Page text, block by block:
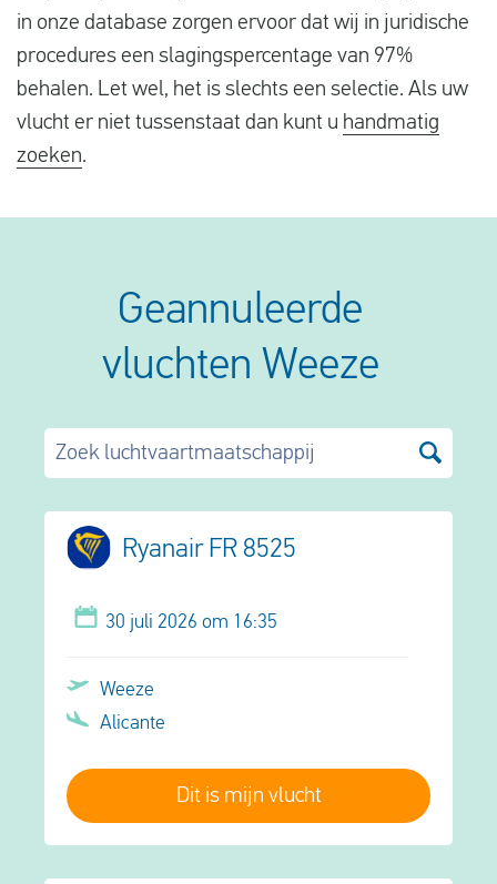
in onze database zorgen ervoor dat wij in juridische
procedures een slagingspercentage van 97%
behalen. Let wel, het is slechts een selectie. Als uw
vlucht er niet tussenstaat dan kunt u handmatig
zoeken.
Geannuleerde
vluchten Weeze
Zoek luchtvaartmaatschappij
Ryanair FR 8525
30 juli 2026 om 16:35
Weeze
Alicante
Dit is mijn vlucht